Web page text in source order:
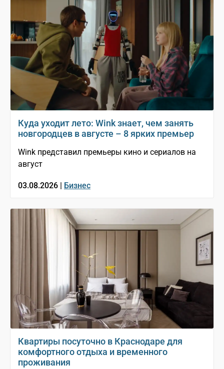
Куда уходит лето: Wink знает, чем занять
новгородцев в августе – 8 ярких премьер
Wink представил премьеры кино и сериалов на
август
03.08.2026 | Бизнес
Квартиры посуточно в Краснодаре для
комфортного отдыха и временного
проживания